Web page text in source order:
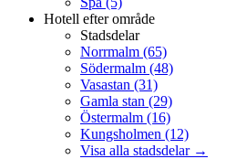
Hotell efter område
Stadsdelar
Norrmalm (65)
Södermalm (48)
Vasastan (31)
Gamla stan (29)
Östermalm (16)
Kungsholmen (12)
Visa alla stadsdelar →